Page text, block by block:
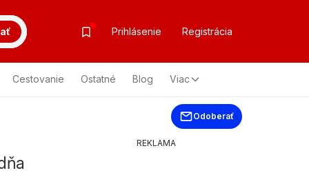
Prihlásenie Registrácia
Cestovanie Ostatné Blog Viac
Odoberať
REKLAMA